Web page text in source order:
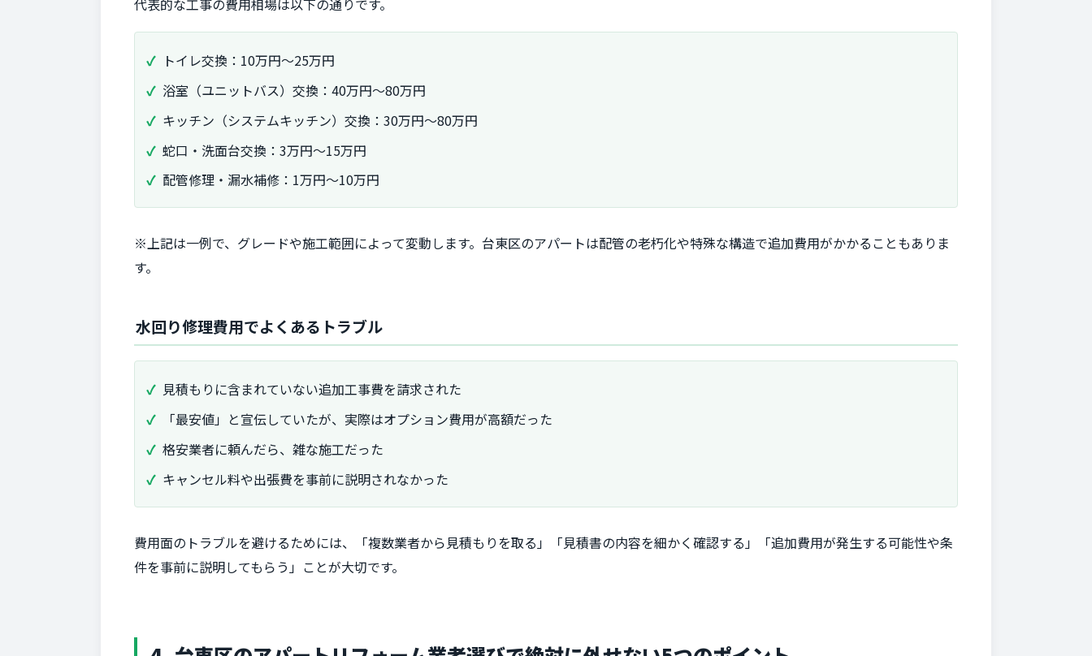
代表的な工事の費用相場は以下の通りです。
トイレ交換：10万円～25万円
浴室（ユニットバス）交換：40万円～80万円
キッチン（システムキッチン）交換：30万円～80万円
蛇口・洗面台交換：3万円～15万円
配管修理・漏水補修：1万円～10万円
※上記は一例で、グレードや施工範囲によって変動します。台東区のアパートは配管の老朽化や特殊な構造で追加費用がかかることもありま
す。
水回り修理費用でよくあるトラブル
見積もりに含まれていない追加工事費を請求された
「最安値」と宣伝していたが、実際はオプション費用が高額だった
格安業者に頼んだら、雑な施工だった
キャンセル料や出張費を事前に説明されなかった
費用面のトラブルを避けるためには、「複数業者から見積もりを取る」「見積書の内容を細かく確認する」「追加費用が発生する可能性や条
件を事前に説明してもらう」ことが大切です。